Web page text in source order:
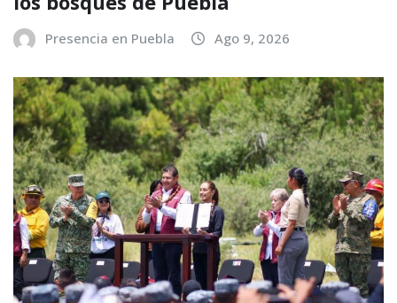
Presencia en Puebla Ago 9, 2026